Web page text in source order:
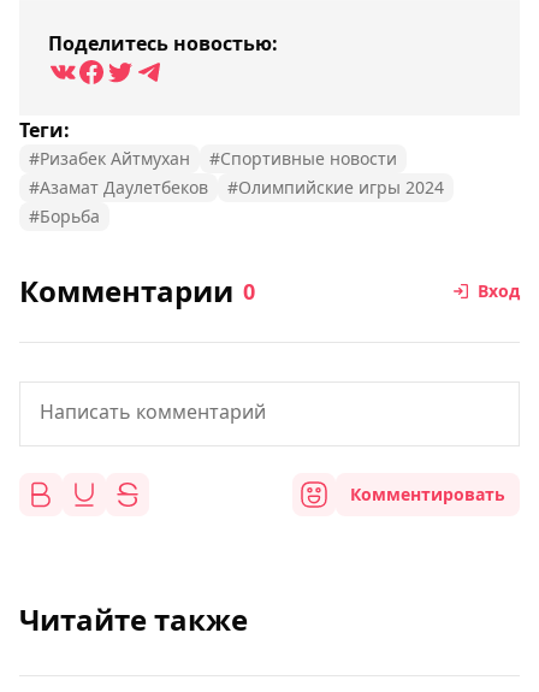
Поделитесь новостью:
Теги:
#Ризабек Айтмухан
#Спортивные новости
#Азамат Даулетбеков
#Олимпийские игры 2024
#Борьба
Комментарии 0 Вход
Комментировать
Читайте также